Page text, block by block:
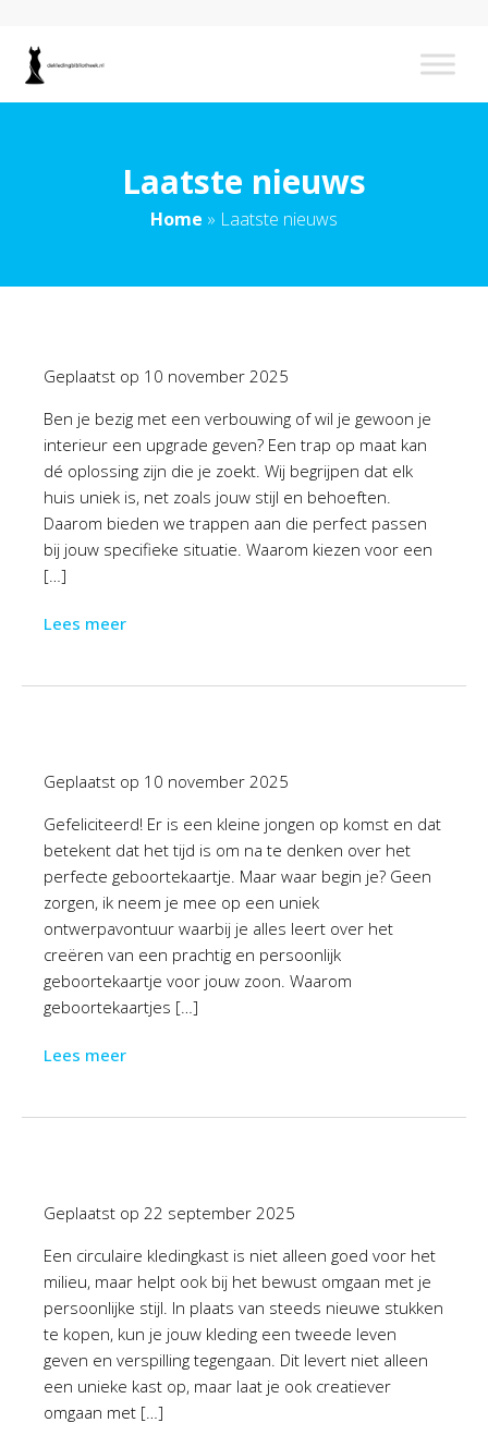
Laatste nieuws
Home » Laatste nieuws
Geplaatst op 10 november 2025
Ben je bezig met een verbouwing of wil je gewoon je
interieur een upgrade geven? Een trap op maat kan
dé oplossing zijn die je zoekt. Wij begrijpen dat elk
huis uniek is, net zoals jouw stijl en behoeften.
Daarom bieden we trappen aan die perfect passen
bij jouw specifieke situatie. Waarom kiezen voor een
[…]
Lees meer
Geplaatst op 10 november 2025
Gefeliciteerd! Er is een kleine jongen op komst en dat
betekent dat het tijd is om na te denken over het
perfecte geboortekaartje. Maar waar begin je? Geen
zorgen, ik neem je mee op een uniek
ontwerpavontuur waarbij je alles leert over het
creëren van een prachtig en persoonlijk
geboortekaartje voor jouw zoon. Waarom
geboortekaartjes […]
Lees meer
Geplaatst op 22 september 2025
Een circulaire kledingkast is niet alleen goed voor het
milieu, maar helpt ook bij het bewust omgaan met je
persoonlijke stijl. In plaats van steeds nieuwe stukken
te kopen, kun je jouw kleding een tweede leven
geven en verspilling tegengaan. Dit levert niet alleen
een unieke kast op, maar laat je ook creatiever
omgaan met […]